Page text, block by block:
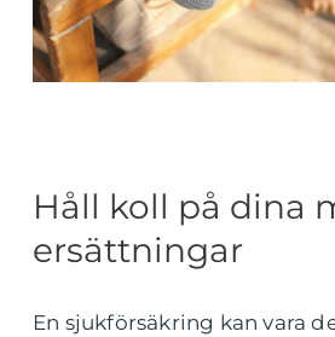
Håll koll på dina
ersättningar
En sjukförsäkring kan vara